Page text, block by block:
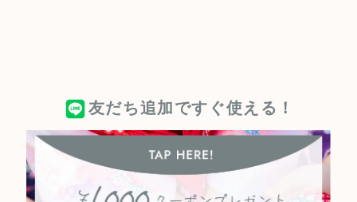
友だち追加ですぐ使える！